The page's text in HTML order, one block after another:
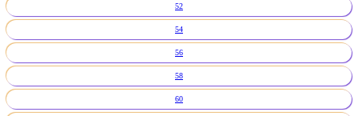
52
54
56
58
60